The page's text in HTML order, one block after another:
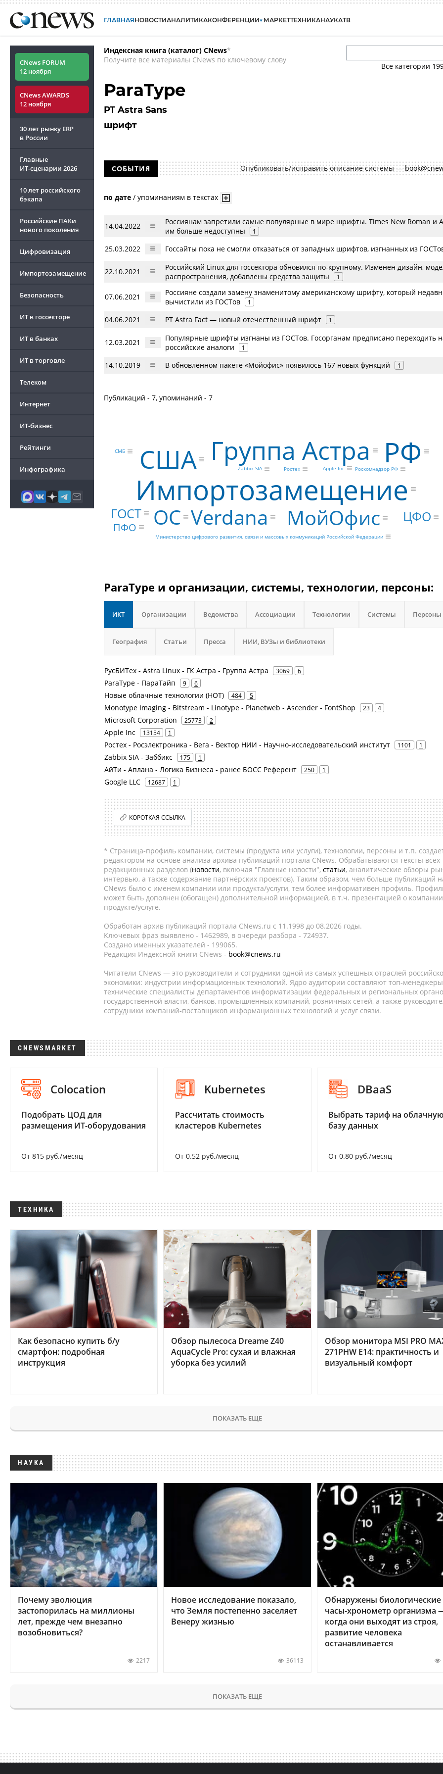
ГЛАВНАЯНОВОСТИАНАЛИТИКАКОНФЕРЕНЦИИ МАРКЕТТЕХНИКАНАУКАТВ
CNews FORUM
12 ноября
CNews AWARDS
12 ноября
30 лет рынку ERP
в России
Главные
ИТ-сценарии 2026
10 лет российского
бэкапа
Российские ПАКи
нового поколения
Цифровизация
Импортозамещение
Безопасность
ИТ в госсекторе
ИТ в банках
ИТ в торговле
Телеком
Интернет
ИТ-бизнес
Рейтинги
Инфографика
Индексная книга (каталог) CNews*
Получите все материалы CNews по ключевому слову
Все категории
ParaType
PT Astra Sans
шрифт
СОБЫТИЯ Опубликовать/исправить описание системы —
по дате / упоминаниям в текстах
14.04.2022
Россиянам запретили самые популярные в мире шрифты. Times New Roman и
им больше недоступны
1
25.03.2022 Госсайты пока не смогли отказаться от западных шрифтов, изгнанных из
22.10.2021
Российский Linux для госсектора обновился по-крупному. Изменен дизайн,
распространения, добавлены средства защиты
1
07.06.2021
Россияне создали замену знаменитому американскому шрифту, который
вычистили из ГОСТов
1
04.06.2021 PT Astra Fact — новый отечественный шрифт 1
12.03.2021
Популярные шрифты изгнаны из ГОСТов. Госорганам предписано переходить
российские аналоги
1
14.10.2019 В обновленном пакете «Мойофис» появилось 167 новых функций 1
Публикаций - 7, упоминаний - 7
Импортозамещение
РФ
Группа Астра
США
ОС Verdana МойОфис ЦФО
ГОСТ
ПФО
Apple Inc
Ростех
Zabbix SIA
Министерство цифрового развития, связи и массовых коммуникаций Российской Федерации
Роскомнадзор РФ
СМБ
ParaType и организации, системы, технологии, персоны:
ИКТ Организации Ведомства Ассоциации Технологии Системы Персоны
География Статьи Пресса НИИ, ВУЗы и библиотеки
РусБИТех - Astra Linux - ГК Астра - Группа Астра 3069 6
ParaType - ПараТайп 9 6
Новые облачные технологии (НОТ) 484 5
Monotype Imaging - Bitstream - Linotype - Planetweb - Ascender - FontShop 23 4
Microsoft Corporation 25773 2
Apple Inc 13154 1
Ростех - Росэлектроника - Вега - Вектор НИИ - Научно-исследовательский институт 1101 1
Zabbix SIA - Заббикс 175 1
АйТи - Аплана - Логика Бизнеса - ранее БОСС Референт 250 1
Google LLC 12687 1
КОРОТКАЯ ССЫЛКА
* Страница-профиль компании, системы (продукта или услуги), технологии, персоны и т.п.
редактором на основе анализа архива публикаций портала CNews. Обрабатываются тексты всех
редакционных разделов (новости, включая "Главные новости", статьи, аналитические обзоры
интервью, а также содержание партнёрских проектов). Таким образом, чем больше публикаций
CNews было с именем компании или продукта/услуги, тем более информативен профиль.
может быть дополнен (обогащен) дополнительной информацией, в т.ч. презентацией о
продукте/услуге.
Обработан архив публикаций портала CNews.ru c 11.1998 до 08.2026 годы.
Ключевых фраз выявлено - 1462989, в очереди разбора - 724937.
Создано именных указателей - 199065.
Редакция Индексной книги CNews - book@cnews.ru
Читатели CNews — это руководители и сотрудники одной из самых успешных отраслей
экономики: индустрии информационных технологий. Ядро аудитории составляют топ-
технические специалисты департаментов информатизации федеральных и региональных
государственной власти, банков, промышленных компаний, розничных сетей, а также
сотрудники компаний-поставщиков информационных технологий и услуг связи.
CNEWSMARKET
Colocation
Подобрать ЦОД для
размещения ИТ-оборудования
От 815 руб./месяц
Kubernetes
Рассчитать стоимость
кластеров Kubernetes
От 0.52 руб./месяц
DBaaS
Выбрать тариф на
базу данных
От 0.80 руб./месяц
ТЕХНИКА
Как безопасно купить б/у
смартфон: подробная
инструкция
Обзор пылесоса Dreame Z40
AquaCycle Pro: сухая и влажная
уборка без усилий
Обзор монитора MSI PRO
271PHW E14: практичность и
визуальный комфорт
ПОКАЗАТЬ ЕЩЕ
НАУКА
Почему эволюция
застопорилась на миллионы
лет, прежде чем внезапно
возобновиться?
2217
Новое исследование показало,
что Земля постепенно заселяет
Венеру жизнью
36113
Обнаружены биологические
часы-хронометр организма
когда они выходят из строя,
развитие человека
останавливается
ПОКАЗАТЬ ЕЩЕ